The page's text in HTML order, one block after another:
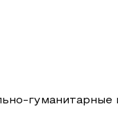
гуманитарные